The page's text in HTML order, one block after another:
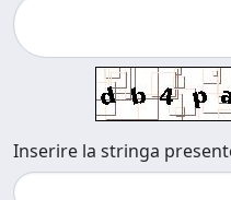
Inserire la stringa